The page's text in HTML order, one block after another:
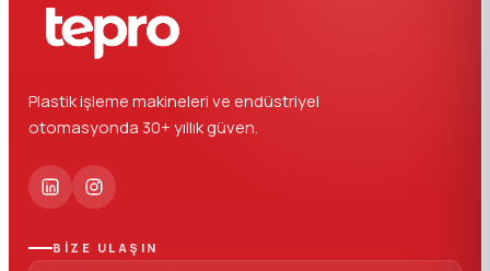
Plastik işleme makineleri ve endüstriyel
otomasyonda 30+ yıllık güven.
BİZE ULAŞIN